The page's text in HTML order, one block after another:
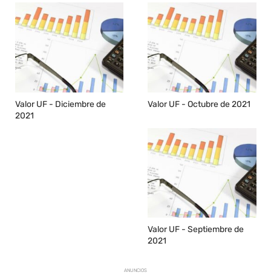
Valor UF - Diciembre de
2021
Valor UF - Octubre de 2021
Valor UF - Septiembre de
2021
ANUNCIOS